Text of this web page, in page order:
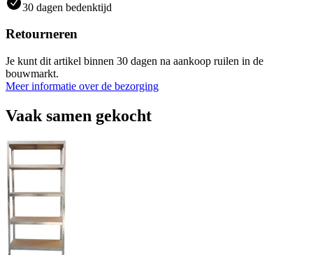
30 dagen bedenktijd
Retourneren
Je kunt dit artikel binnen 30 dagen na aankoop ruilen in de
bouwmarkt.
Meer informatie over de bezorging
Vaak samen gekocht